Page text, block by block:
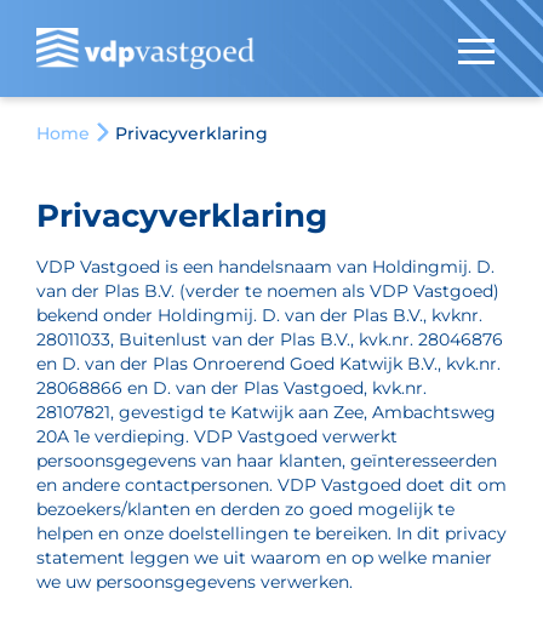
Home Privacyverklaring
Privacyverklaring
VDP Vastgoed is een handelsnaam van Holdingmij. D.
van der Plas B.V. (verder te noemen als VDP Vastgoed)
bekend onder Holdingmij. D. van der Plas B.V., kvknr.
28011033, Buitenlust van der Plas B.V., kvk.nr. 28046876
en D. van der Plas Onroerend Goed Katwijk B.V., kvk.nr.
28068866 en D. van der Plas Vastgoed, kvk.nr.
28107821, gevestigd te Katwijk aan Zee, Ambachtsweg
20A 1e verdieping. VDP Vastgoed verwerkt
persoonsgegevens van haar klanten, geïnteresseerden
en andere contactpersonen. VDP Vastgoed doet dit om
bezoekers/klanten en derden zo goed mogelijk te
helpen en onze doelstellingen te bereiken. In dit privacy
statement leggen we uit waarom en op welke manier
we uw persoonsgegevens verwerken.